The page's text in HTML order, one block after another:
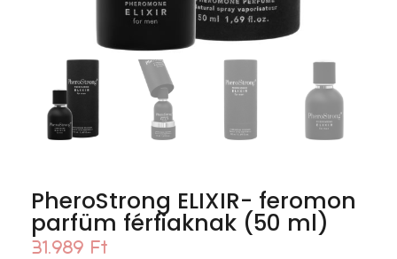
PheroStrong ELIXIR- feromon
parfüm férfiaknak (50 ml)
31.989 Ft